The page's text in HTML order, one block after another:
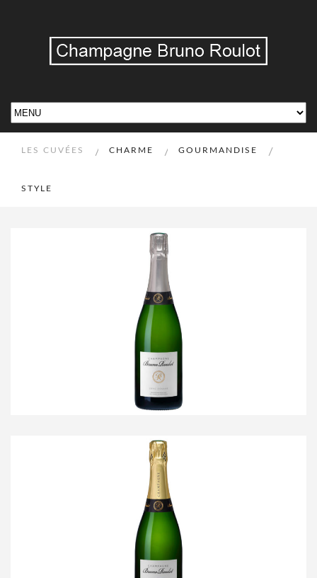
LES CUVÉES / CHARME / GOURMANDISE /
STYLE